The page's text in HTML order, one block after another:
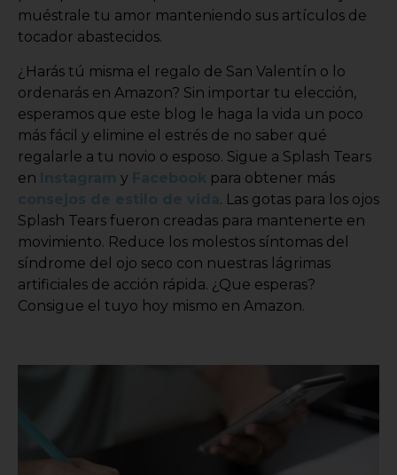
muéstrale tu amor manteniendo sus artículos de
tocador abastecidos.
¿Harás tú misma el regalo de San Valentín o lo
ordenarás en Amazon? Sin importar tu elección,
esperamos que este blog le haga la vida un poco
más fácil y elimine el estrés de no saber qué
regalarle a tu novio o esposo. Sigue a Splash Tears
en
y
para obtener más
. Las gotas para los ojos
Splash Tears fueron creadas para mantenerte en
movimiento. Reduce los molestos síntomas del
síndrome del ojo seco con nuestras lágrimas
artificiales de acción rápida. ¿Que esperas?
Consigue el tuyo hoy mismo en Amazon.